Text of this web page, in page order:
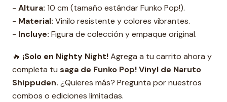
- Altura: 10 cm (tamaño estándar Funko Pop!).
- Material: Vinilo resistente y colores vibrantes.
- Incluye: Figura de colección y empaque original.
🔥 ¡Solo en Nighty Night!Agrega a tu carrito ahora y
completa tu saga de Funko Pop! Vinyl de Naruto
Shippuden. ¿Quieres más? Pregunta por nuestros
combos o ediciones limitadas.